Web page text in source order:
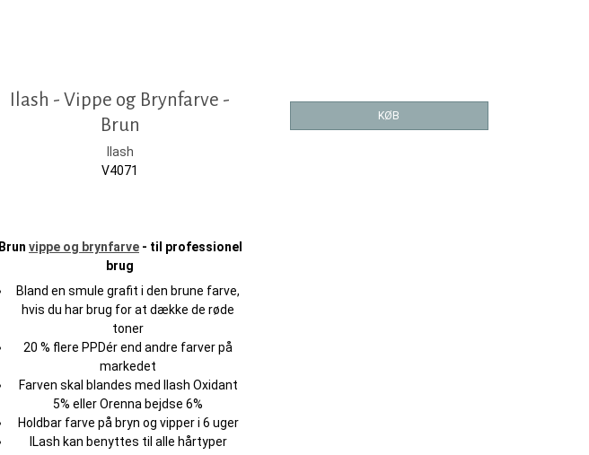
Ilash - Vippe og Brynfarve -
Brun
Ilash
V4071
Brun vippe og brynfarve- til professionel
brug
Bland en smule grafit i den brune farve,
hvis du har brug for at dække de røde
toner
20 % flere PPDér end andre farver på
markedet
Farven skal blandes med Ilash Oxidant
5% eller Orenna bejdse 6%
Holdbar farve på bryn og vipper i 6 uger
ILash kan benyttes til alle hårtyper
KØB